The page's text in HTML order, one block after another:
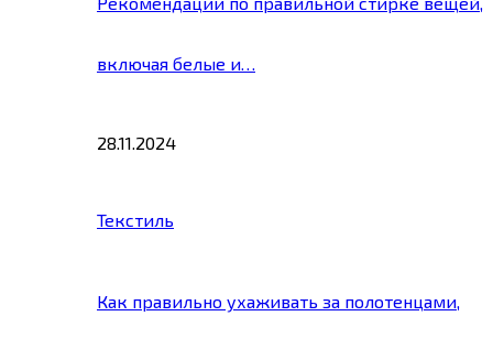
включая белые и…
28.11.2024
Текстиль
Как правильно ухаживать за полотенцами,